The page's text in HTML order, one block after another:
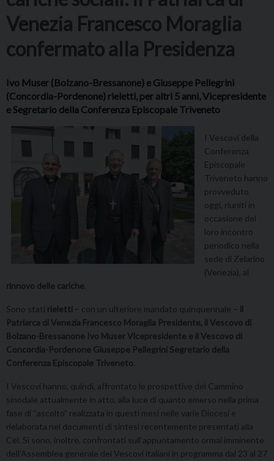
Venezia Francesco Moraglia
confermato alla Presidenza
Ivo Muser (Bolzano-Bressanone) e Giuseppe Pellegrini
(Concordia-Pordenone) rieletti, per altri 5 anni, Vicepresidente
e Segretario della Conferenza Episcopale Triveneto
I Vescovi della
Conferenza
Episcopale
Triveneto hanno
provveduto
oggi, riuniti in
occasione del
loro incontro
periodico nella
sede di Zelarino
(Venezia), al
rinnovo delle cariche
Sono stati rieletti – con un ulteriore mandato quinquennale – il
Patriarca di Venezia Francesco Moraglia Presidente, il Vescovo di
Bolzano-Bressanone Ivo Muser Vicepresidente e il Vescovo di
Concordia-Pordenone Giuseppe Pellegrini Segretario della
Conferenza Episcopale Triveneto
I Vescovi hanno, quindi, affrontato le prospettive del Cammino
sinodale attualmente in atto, alla luce di quanto emerso nella prima
fase di “ascolto” realizzata in questi mesi nelle varie Diocesi e
rielaborata nei documenti di sintesi recentemente presentati alla
Cei. Si sono, inoltre, confrontati sull’appuntamento ormai imminente
dell’Assemblea generale dei Vescovi italiani in programma dal 23 al 27